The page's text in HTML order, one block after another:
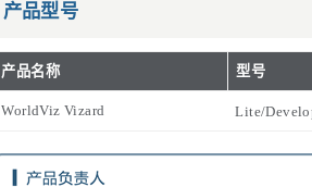
产品型号
产品名称 型号
WorldViz Vizard Lite/